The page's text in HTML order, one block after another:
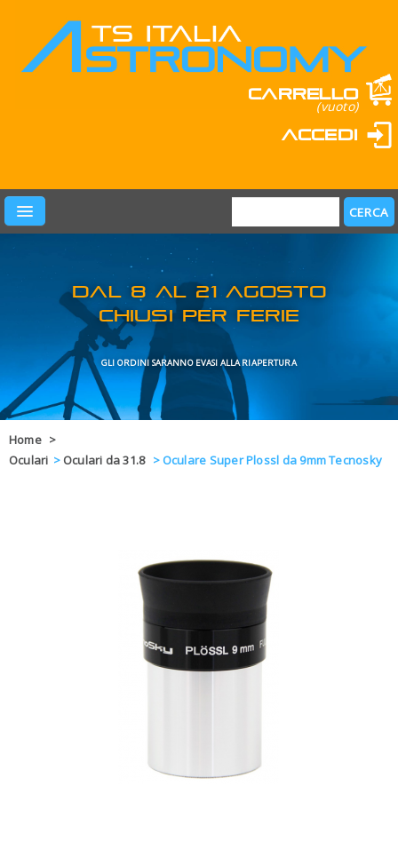
Carrello
(vuoto)
Accedi
PRODOTTI
LEARN & FUN
MARCHI
OFFERTE
GLI ORDINI SARANNO EVASI
Home >
Oculari > Oculari da 31.8 >Oculare Super Plossl da 9mm Tecnosky